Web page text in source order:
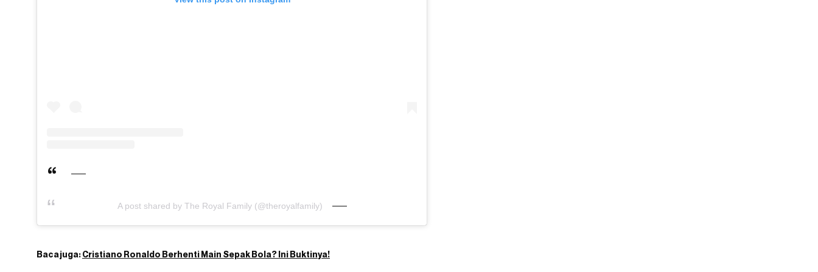
A post shared by The Royal Family (@theroyalfamily)
Baca juga:Cristiano Ronaldo Berhenti Main Sepak Bola? Ini Buktinya!